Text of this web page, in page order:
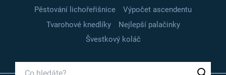
Pěstování lichořeřišnice
Výpočet ascendentu
Tvarohové knedlíky
Nejlepší palačinky
Švestkový koláč